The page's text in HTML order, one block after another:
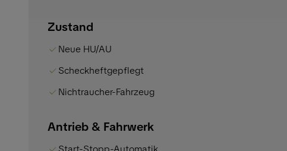
Zustand
Neue HU/AU
Scheckheftgepflegt
Nichtraucher-Fahrzeug
Antrieb & Fahrwerk